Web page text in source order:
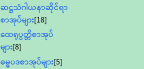
ဆဋ္ဌသံဂါယနာဆိုင်ရာ
စာအုပ်များ[18]
ထေရုပ္ပတ္တိစာအုပ်
များ[8]
ဓမ္မပဒစာအုပ်များ[5]